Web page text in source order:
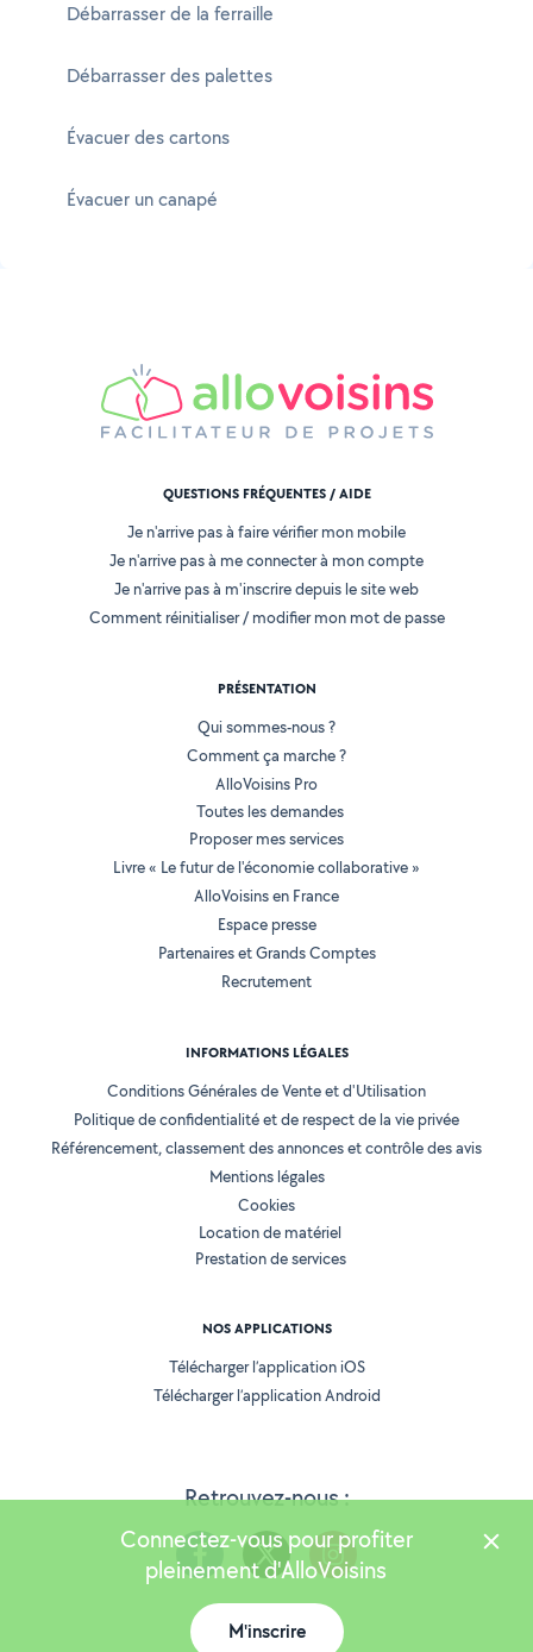
Débarrasser de la ferraille
Débarrasser des palettes
Évacuer des cartons
Évacuer un canapé
Retrouvez-nous :
QUESTIONS FRÉQUENTES / AIDE
Je n'arrive pas à faire vérifier mon mobile
Je n'arrive pas à me connecter à mon compte
Je n'arrive pas à m'inscrire depuis le site web
Comment réinitialiser / modifier mon mot de passe
PRÉSENTATION
Qui sommes-nous ?
Comment ça marche ?
AlloVoisins Pro
Toutes les demandes
Proposer mes services
Livre « Le futur de l'économie collaborative »
AlloVoisins en France
Espace presse
Partenaires et Grands Comptes
Recrutement
INFORMATIONS LÉGALES
Conditions Générales de Vente et d'Utilisation
Politique de confidentialité et de respect de la vie privée
Référencement, classement des annonces et contrôle des avis
Mentions légales
Cookies
Location de matériel
Prestation de services
NOS APPLICATIONS
Télécharger l’application iOS
Télécharger l’application Android
Version 25.5.3
Connectez-vous pour profiter
pleinement d'AlloVoisins
M'inscrire